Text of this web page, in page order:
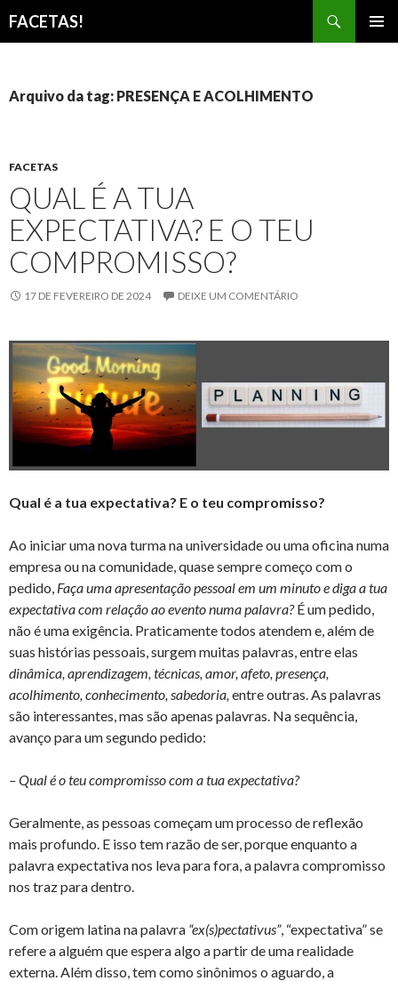
FACETAS!
CONTEÚDO
Arquivo da tag: PRESENÇA E ACOLHIMENTO
FACETAS
QUAL É A TUA
EXPECTATIVA? E O TEU
COMPROMISSO?
17 DE FEVEREIRO DE 2024 DEIXE UM COMENTÁRIO
Qual é a tua expectativa? E o teu compromisso?
Ao iniciar uma nova turma na universidade ou uma oficina numa
empresa ou na comunidade, quase sempre começo com o
pedido, Faça uma apresentação pessoal em um minuto e diga a tua
expectativa com relação ao evento numa palavra?É um pedido,
não é uma exigência. Praticamente todos atendem e, além de
suas histórias pessoais, surgem muitas palavras, entre elas
dinâmica, aprendizagem, técnicas, amor, afeto, presença,
acolhimento, conhecimento, sabedoria, entre outras. As palavras
são interessantes, mas são apenas palavras. Na sequência,
avanço para um segundo pedido:
– Qual é o teu compromisso com a tua expectativa?
Geralmente, as pessoas começam um processo de reflexão
mais profundo. E isso tem razão de ser, porque enquanto a
palavra expectativa nos leva para fora, a palavra compromisso
nos traz para dentro.
Com origem latina na palavra “ex(s)pectativus”, “expectativa” se
refere a alguém que espera algo a partir de uma realidade
externa. Além disso, tem como sinônimos o aguardo, a